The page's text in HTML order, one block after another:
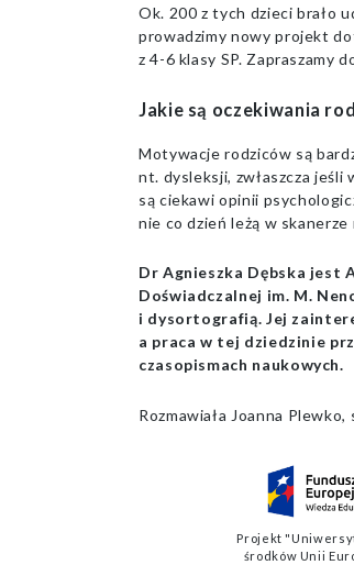
Ok. 200 z tych dzieci brało
prowadzimy nowy projekt
z 4-6 klasy SP. Zapraszamy
Jakie są oczekiwania
Motywacje rodziców są
nt. dysleksji, zwłaszcza
są ciekawi opinii
nie co dzień leżą w
Dr Agnieszka Dębska jest
Doświadczalnej im. M.
i dysortografią. Jej
a praca w tej dziedzinie
czasopismach naukowych.
Rozmawiała Joanna
Projekt
środków Unii